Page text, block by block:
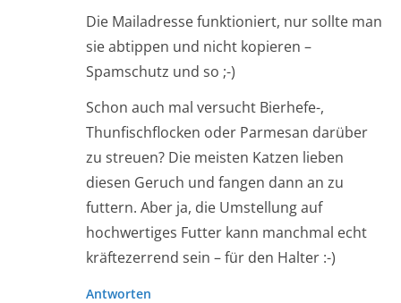
Die Mailadresse funktioniert, nur sollte man
sie abtippen und nicht kopieren –
Spamschutz und so ;-)
Schon auch mal versucht Bierhefe-,
Thunfischflocken oder Parmesan darüber
zu streuen? Die meisten Katzen lieben
diesen Geruch und fangen dann an zu
futtern. Aber ja, die Umstellung auf
hochwertiges Futter kann manchmal echt
kräftezerrend sein – für den Halter :-)
Antworten